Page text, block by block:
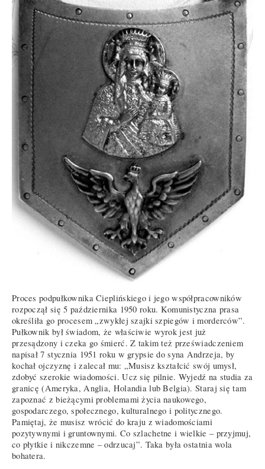
Proces podpułkownika Cieplińskiego i jego współpracowników
rozpoczął się 5 października 1950 roku. Komunistyczna prasa
określiła go procesem „zwykłej szajki szpiegów i morderców”.
Pułkownik był świadom, że właściwie wyrok jest już
przesądzony i czeka go śmierć. Z takim też przeświadczeniem
napisał 7 stycznia 1951 roku w grypsie do syna Andrzeja, by
kochał ojczyznę i zalecał mu: „Musisz kształcić swój umysł,
zdobyć szerokie wiadomości. Ucz się pilnie. Wyjedź na studia za
granicę (Ameryka, Anglia, Holandia lub Belgia). Staraj się tam
zapoznać z bieżącymi problemami życia naukowego,
gospodarczego, społecznego, kulturalnego i politycznego.
Pamiętaj, że musisz wrócić do kraju z wiadomościami
pozytywnymi i gruntownymi. Co szlachetne i wielkie – przyjmuj,
co płytkie i nikczemne – odrzucaj”. Taka była ostatnia wola
bohatera.